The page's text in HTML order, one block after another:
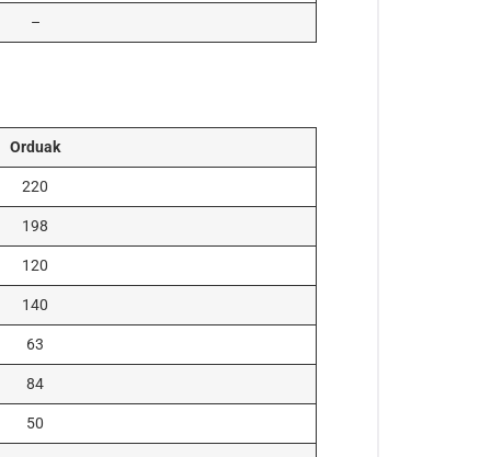
–
Orduak
220
198
120
140
63
84
50